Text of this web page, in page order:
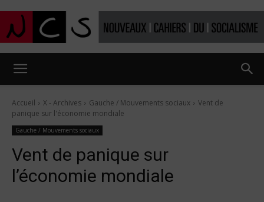
du
Accueil X - Archives Gauche / Mouvements sociaux
Vent de
panique sur l'économie mondiale
Gauche / Mouvements sociaux
Vent de panique sur
l’économie mondiale